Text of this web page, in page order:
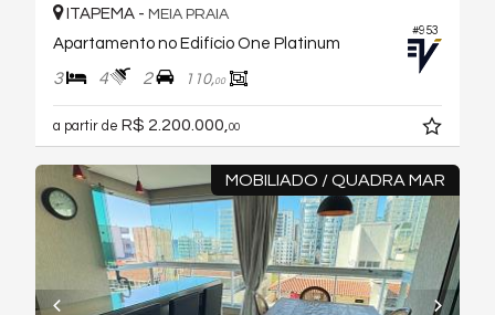
#953
ITAPEMA - MEIA PRAIA
Apartamento no Edifício One Platinum
3 4 2 110,00
a partir de R$ 2.200.000, 00
MOBILIADO / QUADRA MAR